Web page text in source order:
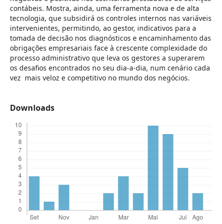
contábeis. Mostra, ainda, uma ferramenta nova e de alta
tecnologia, que subsidirá os controles internos nas variáveis
intervenientes, permitindo, ao gestor, indicativos para a
tomada de decisão nos diagnósticos e encaminhamento das
obrigações empresariais face à crescente complexidade do
processo administrativo que leva os gestores a superarem
os desafios encontrados no seu dia-a-dia, num cenário cada
vez mais veloz e competitivo no mundo dos negócios.
Downloads